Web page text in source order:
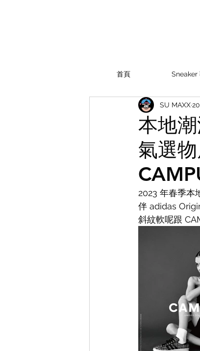
首頁 Sneaker
本地
氣選
SU MAXX
2023 年春季本
伴 adidas
斜紋軟呢跟